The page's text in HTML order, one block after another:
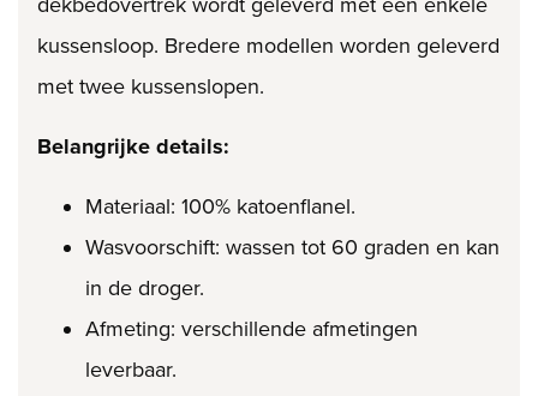
kussensloop. Bredere modellen worden geleverd
met twee kussenslopen.
Belangrijke details:
Materiaal: 100% katoenflanel.
Wasvoorschift: wassen tot 60 graden en kan
in de droger.
Afmeting: verschillende afmetingen
leverbaar.